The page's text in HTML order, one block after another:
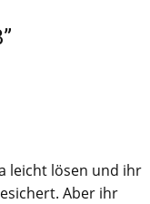
leicht lösen und ihr
Aber ihr